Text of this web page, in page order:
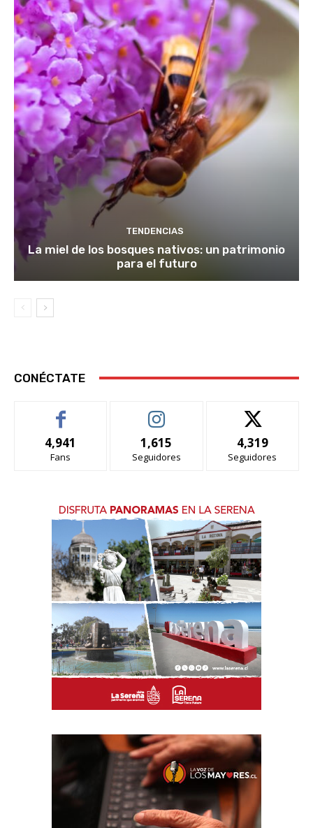
TENDENCIAS
La miel de los bosques nativos: un patrimonio
para el futuro
CONÉCTATE
4,941
Fans
1,615
Seguidores
4,319
Seguidores